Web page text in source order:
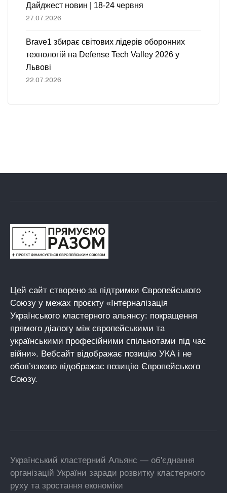
Дайджест новин | 18-24 червня
27.07.2026
Brave1 збирає світових лідерів оборонних
технологій на Defense Tech Valley 2026 у
Львові
22.07.2026
Цей сайт створено за підтримки Європейського
Союзу у межах проєкту «Інтерналізація
Українського кластерного альянсу: покращення
прямого діалогу між європейськими та
українськими професійними спільнотами під час
війни». Вебсайт відображає позицію УКА і не
обов’язково відображає позицію Європейського
Союзу.
Український кластерний Альянс — об'єднання
організацій України заради розвитку кластерного
руху та зростання економіки